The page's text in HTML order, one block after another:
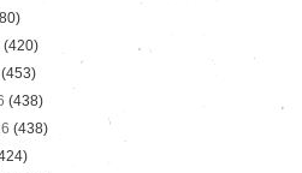
(420)
(453)
(438)
(438)